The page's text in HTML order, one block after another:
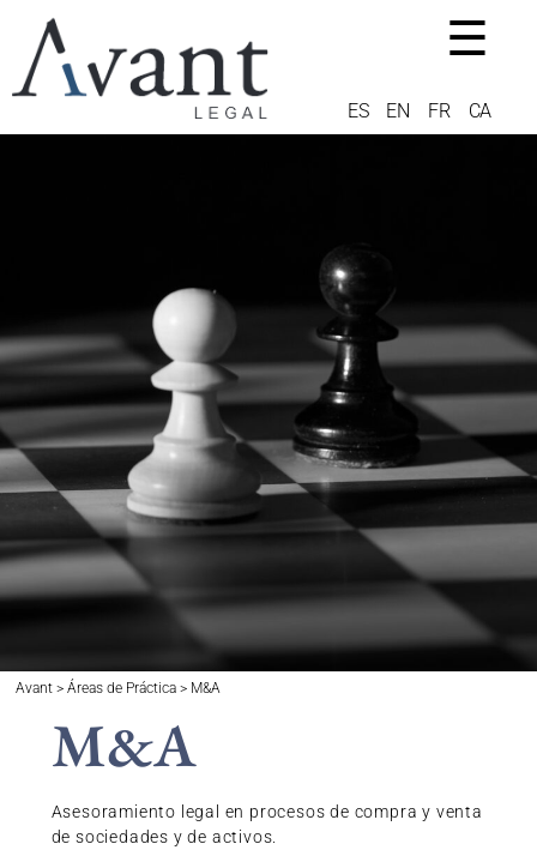
☰
ES EN FR CA
Avant > Áreas de Práctica > M&A
M&A
Asesoramiento legal en procesos de compra y venta
de sociedades y de activos.